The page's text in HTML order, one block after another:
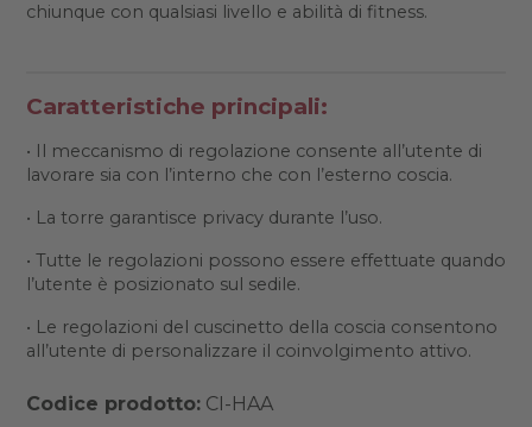
chiunque con qualsiasi livello e abilità di fitness.
Caratteristiche principali:
• Il meccanismo di regolazione consente all’utente di
lavorare sia con l’interno che con l’esterno coscia.
• La torre garantisce privacy durante l’uso.
• Tutte le regolazioni possono essere effettuate quando
l’utente è posizionato sul sedile.
• Le regolazioni del cuscinetto della coscia consentono
all’utente di personalizzare il coinvolgimento attivo.
Codice prodotto:CI-HAA